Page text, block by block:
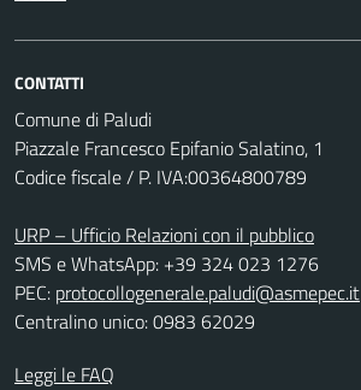
CONTATTI
Comune di Paludi
Piazzale Francesco Epifanio Salatino, 1
Codice fiscale / P. IVA:00364800789
URP – Ufficio Relazioni con il pubblico
SMS e WhatsApp: +39 324 023 1276
PEC: protocollogenerale.paludi@asmepec.it
Centralino unico: 0983 62029
Leggi le FAQ